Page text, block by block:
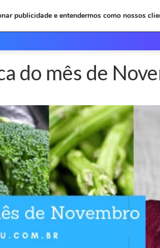
do mês de
publicidade e entendermos como nossos